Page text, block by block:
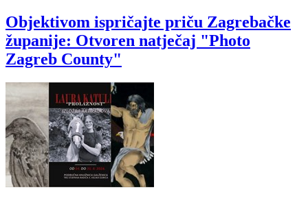
Objektivom ispričajte priču Zagrebačke
županije: Otvoren natječaj "Photo
Zagreb County"